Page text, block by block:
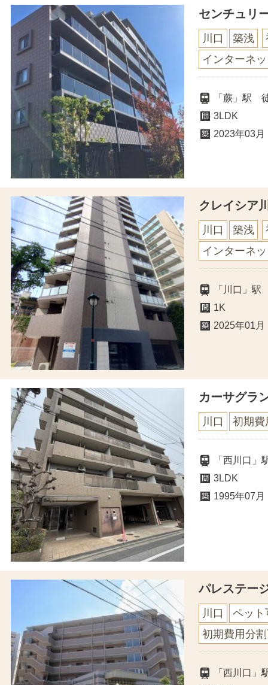
センチュリ
川口 築浅
インターネ
「蕨」駅
3LDK
2023年03月
クレイシア
川口 築浅
インターネ
「川口」
1K
2025年01月
カーサグラ
川口 初期費
「西川口
3LDK
1995年07月
パレステー
川口
ペット
初期費用分
「西川口